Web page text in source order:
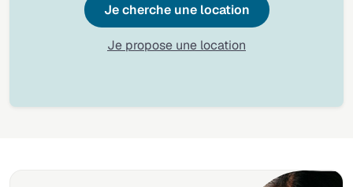
Je cherche une location
Je propose une location